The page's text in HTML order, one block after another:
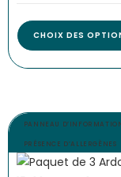
CHOIX DES
PANNEAU
PRÉSENCE D’ALLERGÈNES